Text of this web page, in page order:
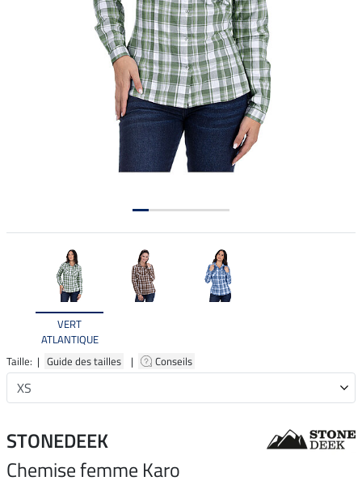
VERT
ATLANTIQUE
Taille: | Guide des tailles | Conseils
STONEDEEK
Chemise femme Karo